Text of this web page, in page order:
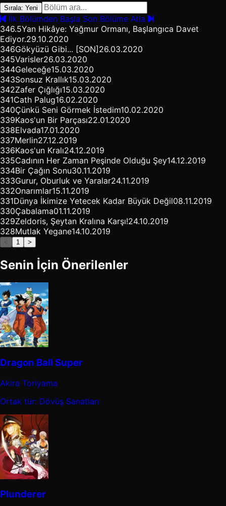
Sırala: Yeni
İlk Bölümden Başla Son Bölüme Atla
346.5Yan Hikâye: Yağmur Ormanı, Başlangıca Davet
Ediyor.29.10.2020
346Gökyüzü Gibi... [SON] 26.03.2020
345Varisler26.03.2020
344Geleceğe15.03.2020
343Sonsuz Krallık15.03.2020
342Zafer Çığlığı15.03.2020
341Cath Palug16.02.2020
340Çünkü Seni Görmek İstedim10.02.2020
339Kaos'un Bir Parçası22.01.2020
338Elvada17.01.2020
337Merlin27.12.2019
336Kaos'un Kralı24.12.2019
335Cadının Her Zaman Peşinde Olduğu Şey14.12.2019
334Bir Çağın Sonu30.11.2019
333Gurur, Oburluk ve Yaralar24.11.2019
332Onarımlar15.11.2019
331Dünya İkimize Yetecek Kadar Büyük Değil08.11.2019
330Çabalama01.11.2019
329Zeldoris, Şeytan Kralına Karşı!24.10.2019
328Mutlak Yegane14.10.2019
< 1 >
Senin İçin Önerilenler
Dragon Ball Super
Akira Toriyama
Ortak tür: Dövüş Sanatları
Plunderer